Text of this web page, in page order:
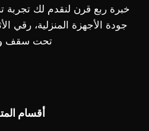
خبرة ربع قرن لنقدم لك تجربة
جودة الأجهزة المنزلية، رقي
تحت سقف
أقسام